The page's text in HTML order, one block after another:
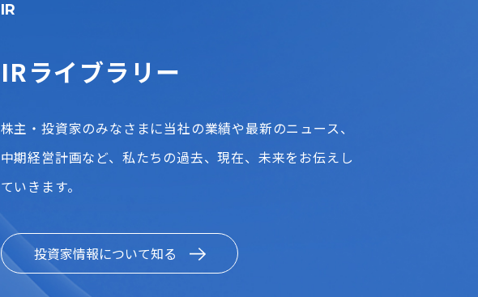
IR
IRライブラリー
株主・投資家のみなさまに当社の業績や最新のニュース、
中期経営計画など、私たちの過去、現在、未来をお伝えし
ていきます。
投資家情報について知る